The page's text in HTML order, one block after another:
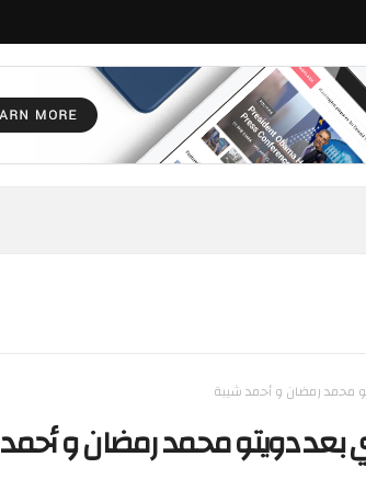
محمد رمضان و أحمد شيبة
بعد دويتو محمد رمضان و أحمد